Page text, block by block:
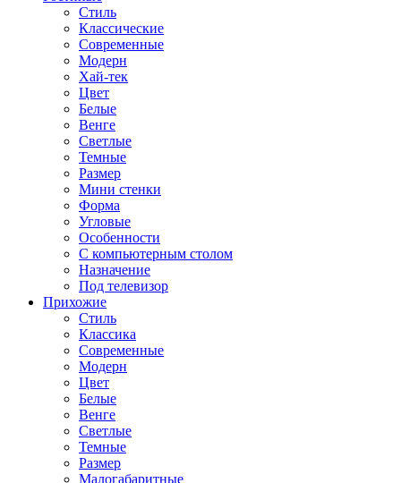
Стиль
Классические
Современные
Модерн
Хай-тек
Цвет
Белые
Венге
Светлые
Темные
Размер
Мини стенки
Форма
Угловые
Особенности
С компьютерным столом
Назначение
Под телевизор
Прихожие
Стиль
Классика
Современные
Модерн
Цвет
Белые
Венге
Светлые
Темные
Размер
Малогабаритные